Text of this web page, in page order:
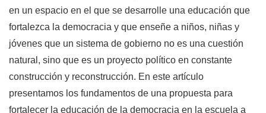
en un espacio en el que se desarrolle una educación que
fortalezca la democracia y que enseñe a niños, niñas y
jóvenes que un sistema de gobierno no es una cuestión
natural, sino que es un proyecto político en constante
construcción y reconstrucción. En este artículo
presentamos los fundamentos de una propuesta para
fortalecer la educación de la democracia en la escuela a